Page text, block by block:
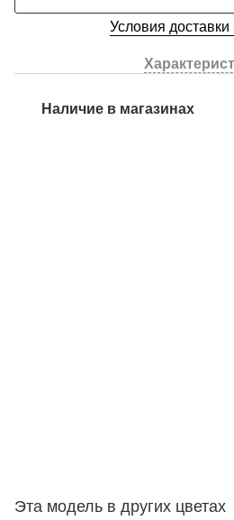
Условия
Наличие в магазинах
Эта модель в других цветах